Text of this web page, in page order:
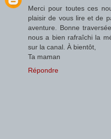
Merci pour toutes ces
plaisir de vous lire et de
aventure. Bonne
nous a bien rafraîchi la
sur la canal. À bientôt,
Ta maman
Répondre